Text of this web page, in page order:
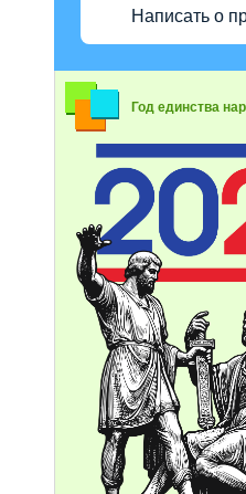
Написать о
Год единства